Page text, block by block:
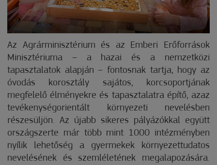
Az Agrárminisztérium és az Emberi Erőforrások
Minisztériuma – a hazai és a nemzetközi
tapasztalatok alapján – fontosnak tartja, hogy az
óvodás korosztály sajátos, korcsoportjának
megfelelő élményekre és tapasztalatra építő, azaz
tevékenységorientált környezeti nevelésben
részesüljön. Az újabb sikeres pályázókkal együtt
országszerte már több mint 1000 intézményben
nyílik lehetőség a gyermekek környezettudatos
nevelésének és szemléletének megalapozására.